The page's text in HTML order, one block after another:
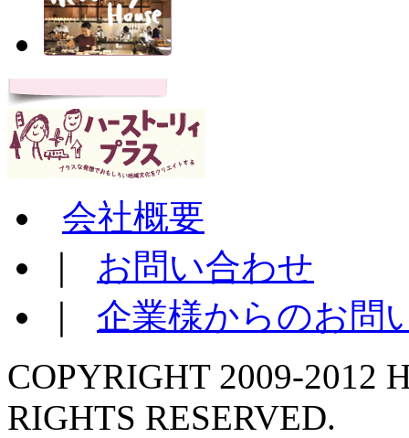
会社概要
お問い合わせ
企業様からのお問
COPYRIGHT 2009-2012
RIGHTS RESERVED.